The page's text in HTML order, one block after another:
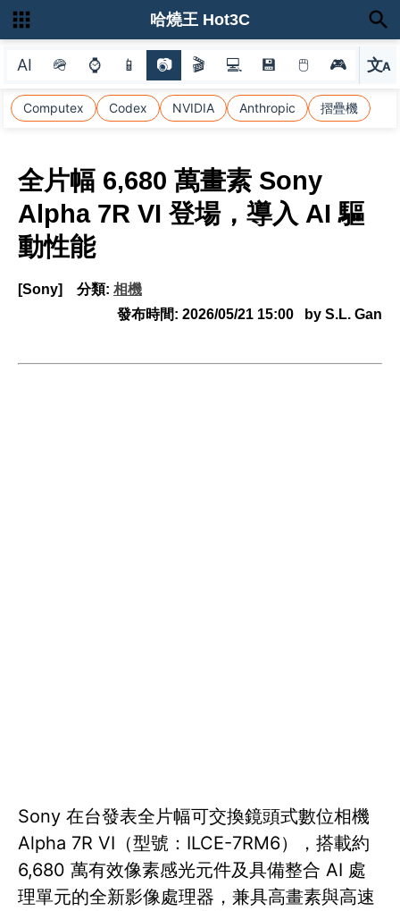
AI 🪖 ⌚ 📱 📷 🎬 💻 💾 🖱 🎮 文A
選
Computex Codex NVIDIA Anthropic 摺疊機
哈燒王 Hot3C
全片幅 6,680 萬畫素 Sony
Alpha 7R VI 登場，導入 AI 驅
動性能
[Sony] 分類: 相機
發布時間: 2026/05/21 15:00 by S.L. Gan
Sony 在台發表全片幅可交換鏡頭式數位相機
Alpha 7R VI（型號：ILCE-7RM6），搭載約
6,680 萬有效像素感光元件及具備整合 AI 處
理單元的全新影像處理器，兼具高畫素與高速